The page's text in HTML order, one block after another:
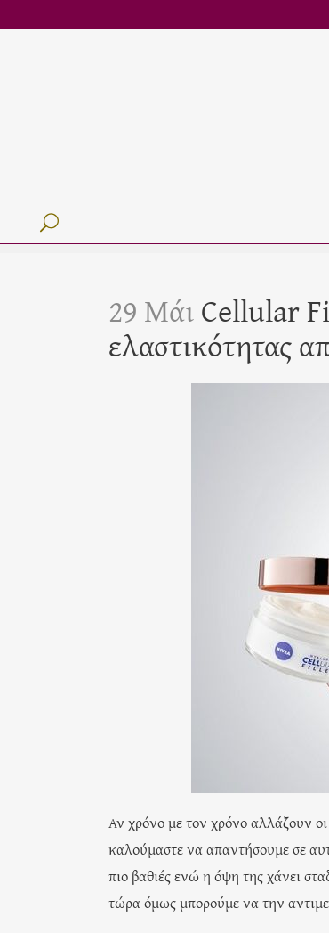
29 ΜάιCellular
ελαστικότητας
Αν χρόνο με τον χρόνο αλλάζουν οι
καλούμαστε να απαντήσουμε σε
πιο βαθιές ενώ η όψη της χάνει
τώρα όμως μπορούμε να την